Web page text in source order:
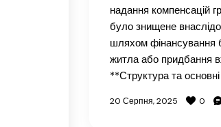
надання компенсацій
було знищене
шляхом фінансування
житла або придбання
**Структура та
20 Серпня, 2025 0